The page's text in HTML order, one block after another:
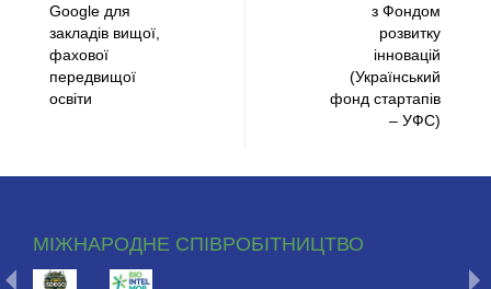
Google для
закладів вищої,
фахової
передвищої
освіти
з Фондом
розвитку
інновацій
(Український
фонд стартапів
– УФС)
МІЖНАРОДНЕ СПІВРОБІТНИЦТВО